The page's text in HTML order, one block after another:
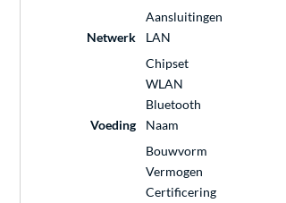
Aansluitingen
Netwerk
LAN
Chipset
WLAN
Bluetooth
Voeding
Naam
Bouwvorm
Vermogen
Certificering